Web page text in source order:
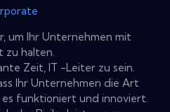
um Ihr Unternehmen mit
halten.
Zeit, IT -Leiter zu sein.
Ihr Unternehmen die Art
funktioniert und innoviert.